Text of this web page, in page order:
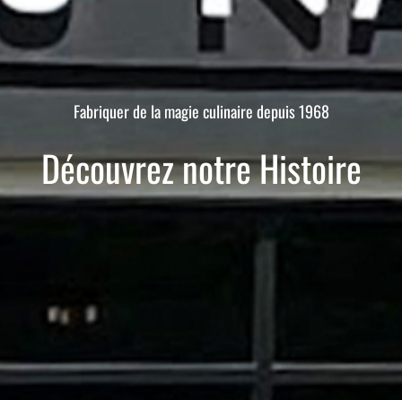
Fabriquer de la magie culinaire depuis 1968
Découvrez notre Histoire